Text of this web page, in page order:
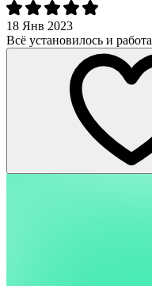
18 Янв 2023
Всё установилось и